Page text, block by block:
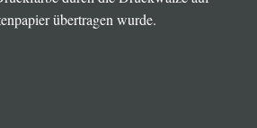
übertragen wurde.